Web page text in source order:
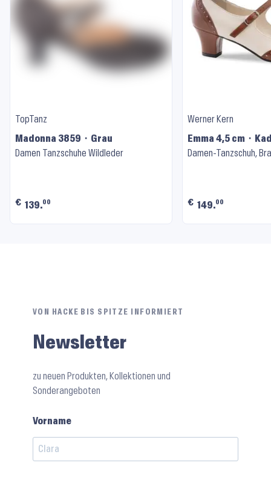
TopTanz
Madonna 3859 ⬝ Grau
Damen Tanzschuhe Wildleder
€ 139.00
Werner Kern
Emma 4,5 cm ⬝
Damen-Tanzschuh,
€ 149.00
VON HACKE BIS SPITZE INFORMIERT
Newsletter
zu neuen Produkten, Kollektionen und
Sonderangeboten
Vorname